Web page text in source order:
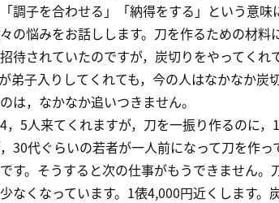
調子を合わせる」「納得をする」という意味
の悩みをお話しします。刀を作るための材
待されていたのですが，炭切りをやってく
弟子入りしてくれても，今の人はなかなか
は，なかなか追いつきません。
5人来てくれますが，刀を一振り作るのに
30代ぐらいの若者が一人前になって刀を作
す。そうすると次の仕事がもうできません。
なくなっています。1俵4,000円近くします